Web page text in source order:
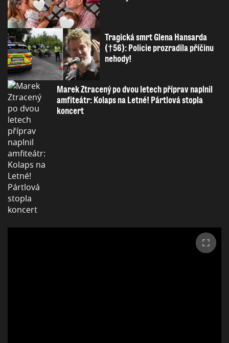
Tragická smrt Glena Hansarda
(†56): Policie prozradila příčinu
nehody!
Marek Ztracený po dvou letech příprav naplnil
amfiteátr: Kolaps na Letné! Pártlová stopla
koncert